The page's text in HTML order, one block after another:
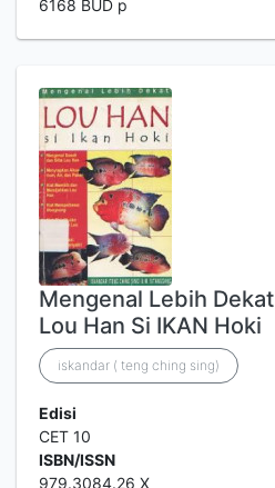
6168 BUD p
Mengenal Lebih Dekat
Lou Han Si IKAN Hoki
iskandar ( teng ching sing)
Edisi
CET 10
ISBN/ISSN
979.3084.26 X